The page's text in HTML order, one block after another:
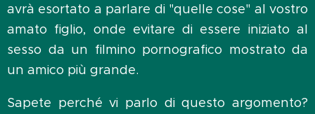
avrà esortato a parlare di "quelle cose" al vostro
amato figlio, onde evitare di essere iniziato al
sesso da un filmino pornografico mostrato da
un amico più grande.
Sapete perché vi parlo di questo argomento?